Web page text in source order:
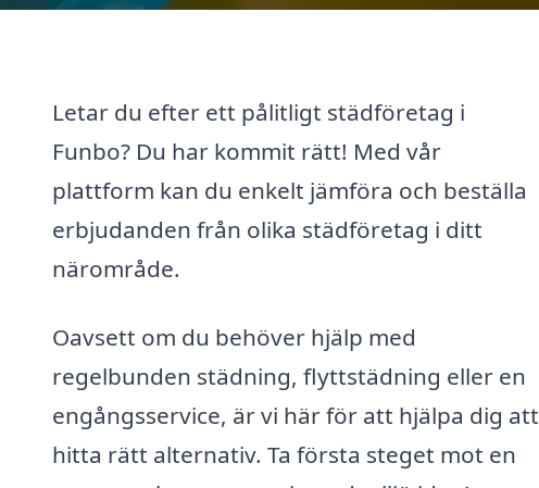
Letar du efter ett pålitligt städföretag i
Funbo? Du har kommit rätt! Med vår
plattform kan du enkelt jämföra och beställa
erbjudanden från olika städföretag i ditt
närområde.
Oavsett om du behöver hjälp med
regelbunden städning, flyttstädning eller en
engångsservice, är vi här för att hjälpa dig att
hitta rätt alternativ. Ta första steget mot en